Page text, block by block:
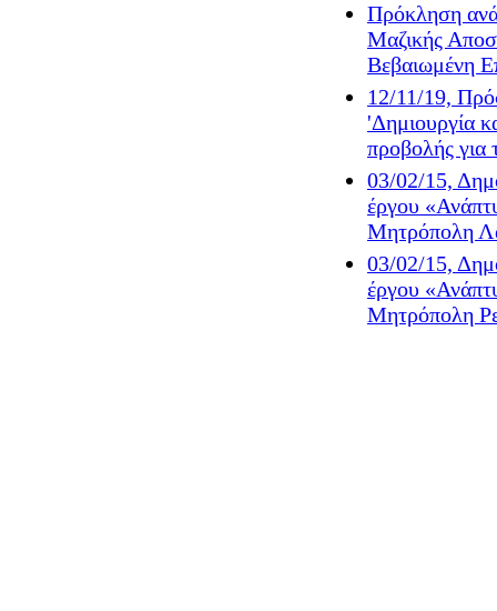
Πρόκληση
Μαζικής
Βεβαιωμένη
12/11/19,
'Δημιουργία
προβολής για
03/02/15,
έργου
Μητρόπολη
03/02/15,
έργου
Μητρόπολη